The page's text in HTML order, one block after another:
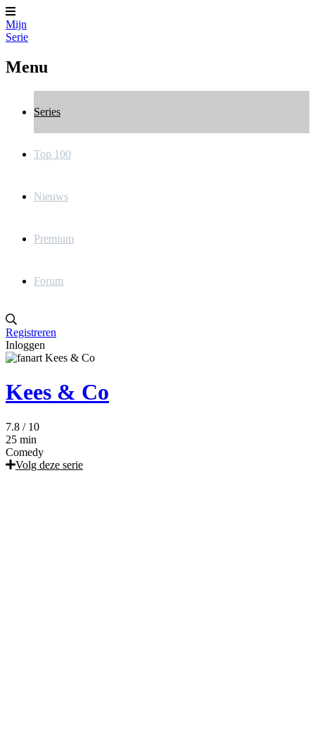
Mijn
Serie
Menu
Series
Top 100
Nieuws
Premium
Forum
Registreren
Inloggen
Kees & Co
7.8 / 10
25 min
Comedy
Volg deze serie